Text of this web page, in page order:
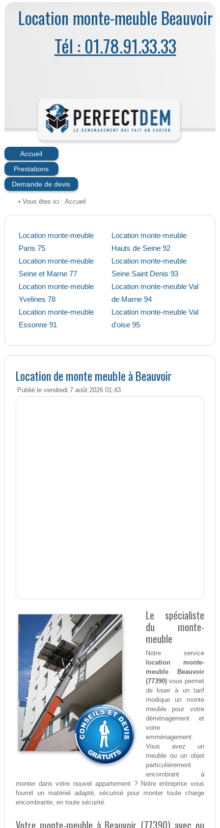
Location monte-meuble Beauvoir
Tél : 01.78.91.33.33
Accueil
Prestations
Demande de devis
• Vous êtes ici : Accueil
Location monte-meuble
Paris 75
Location monte-meuble
Seine et Marne 77
Location monte-meuble
Yvelines 78
Location monte-meuble
Essonne 91
Location monte-meuble
Hauts de Seine 92
Location monte-meuble
Seine Saint Denis 93
Location monte-meuble Val
de Marne 94
Location monte-meuble Val
d'oise 95
Location de monte meuble à Beauvoir
Publié le vendredi 7 août 2026 01:43
Le spécialiste
du monte-
meuble
Notre service
location monte-
meuble Beauvoir
(77390)vous permet
de louer à un tarif
modique un monte
meuble pour votre
déménagement et
votre
emménagement.
Vous avez un
meuble ou un objet
particulièrement
encombrant à
monter dans votre nouvel appartement ? Notre entreprise vous
fournit un matériel adapté, sécurisé pour monter toute charge
encombrante, en toute sécurité.